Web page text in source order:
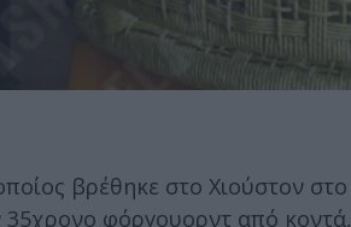
βρέθηκε στο Χιούστον στο
φόργουορντ από κοντά,